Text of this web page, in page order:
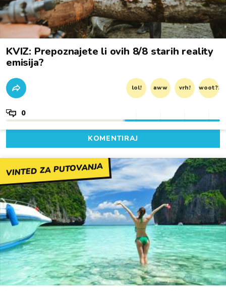
KVIZ: Prepoznajete li ovih 8/8 starih reality
emisija?
lol! aww vrh! woot?!
0
KOMENTIRAJ
VINTED ZA PUTOVANJA